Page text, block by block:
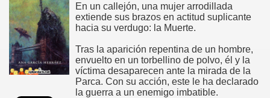
En un callejón, una mujer arrodillada
extiende sus brazos en actitud suplicante
hacia su verdugo: la Muerte.
Tras la aparición repentina de un hombre,
envuelto en un torbellino de polvo, él y la
víctima desaparecen ante la mirada de la
Parca. Con su acción, este le ha declarado
la guerra a un enemigo imbatible.